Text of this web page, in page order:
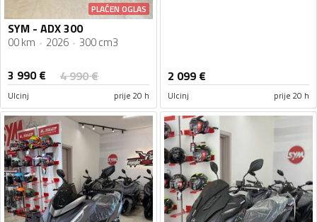
PLAĆEN OGLAS
SYM - ADX 300
00 km 2026 300 cm3
3 990€ 4 990€
Ulcinj prije 20 h
2 099 €
Ulcinj prije 20 h